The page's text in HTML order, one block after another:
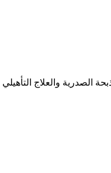
الصدرية والعلاج